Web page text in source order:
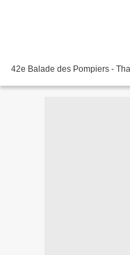
42e Balade des Pompiers -